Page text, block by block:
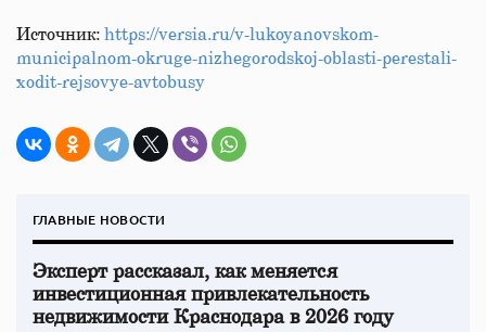
Источник: https://versia.ru/v-lukoyanovskom-
municipalnom-okruge-nizhegorodskoj-oblasti-perestali-
xodit-rejsovye-avtobusy
ГЛАВНЫЕ НОВОСТИ
Эксперт рассказал, как меняется
инвестиционная привлекательность
недвижимости Краснодара в 2026 году